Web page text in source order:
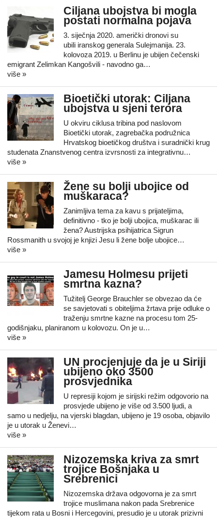
Ciljana ubojstva bi mogla
postati normalna pojava
3. siječnja 2020. američki dronovi su
ubili iranskog generala Sulejmanija. 23.
kolovoza 2019. u Berlinu je ubijen čečenski
emigrant Zelimkan Kangošvili - navodno ga…
više »
Bioetički utorak: Ciljana
ubojstva u sjeni terora
U okviru ciklusa tribina pod naslovom
Bioetički utorak, zagrebačka podružnica
Hrvatskog bioetičkog društva i suradnički krug
studenata Znanstvenog centra izvrsnosti za integrativnu…
više »
Žene su bolji ubojice od
muškaraca?
Zanimljiva tema za kavu s prijateljima,
definitivno - tko je bolji ubojica, muškarac ili
žena? Austrijska psihijatrica Sigrun
Rossmanith u svojoj je knjizi Jesu li žene bolje ubojice…
više »
Jamesu Holmesu prijeti
smrtna kazna?
Tužitelj George Brauchler se obvezao da će
se savjetovati s obiteljima žrtava prije odluke o
traženju smrtne kazne na procesu tom 25-
godišnjaku, planiranom u kolovozu. On je u…
više »
UN procjenjuje da je u Siriji
ubijeno oko 3500
prosvjednika
U represiji kojom je sirijski režim odgovorio na
prosvjede ubijeno je više od 3.500 ljudi, a
samo u nedjelju, na vjerski blagdan, ubijeno je 19 osoba, objavilo
je u utorak u Ženevi…
više »
Nizozemska kriva za smrt
trojice Bošnjaka u
Srebrenici
Nizozemska država odgovorna je za smrt
trojice muslimana nakon pada Srebrenice
tijekom rata u Bosni i Hercegovini, presudio je u utorak prizivni